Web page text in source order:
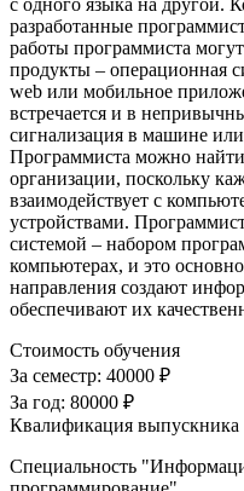
с одного языка на другой.
разработанные
работы программиста
продукты – операционная
web или мобильное
встречается и в
сигнализация в машине
Программиста можно
организации, поскольку
взаимодействует с
устройствами.
системой – набором
компьютерах, и это
направления создают
обеспечивают их
Стоимость обучения
За семестр: 40000 ₽
За год: 80000 ₽
Квалификация выпускника
Специальность